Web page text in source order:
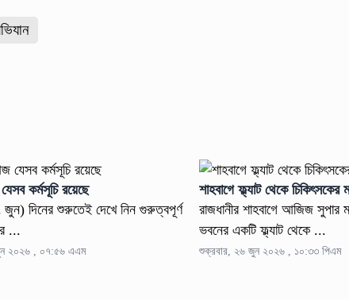
কর্মসূচি রয়েছে
জুন) দিনের শুরুতেই দেখে নিন গুরুত্বপূর্ণ
...
২০২৬ , ০৭:৫৬ এএম
শাহবাগে ফ্ল্যাট থেকে চিকিৎসকের
রাজধানীর শাহবাগে আজিজ সুপার
ভবনের একটি ফ্ল্যাট থেকে ...
শুক্রবার, ২৬ জুন ২০২৬ , ১০:৩৩ পিএম